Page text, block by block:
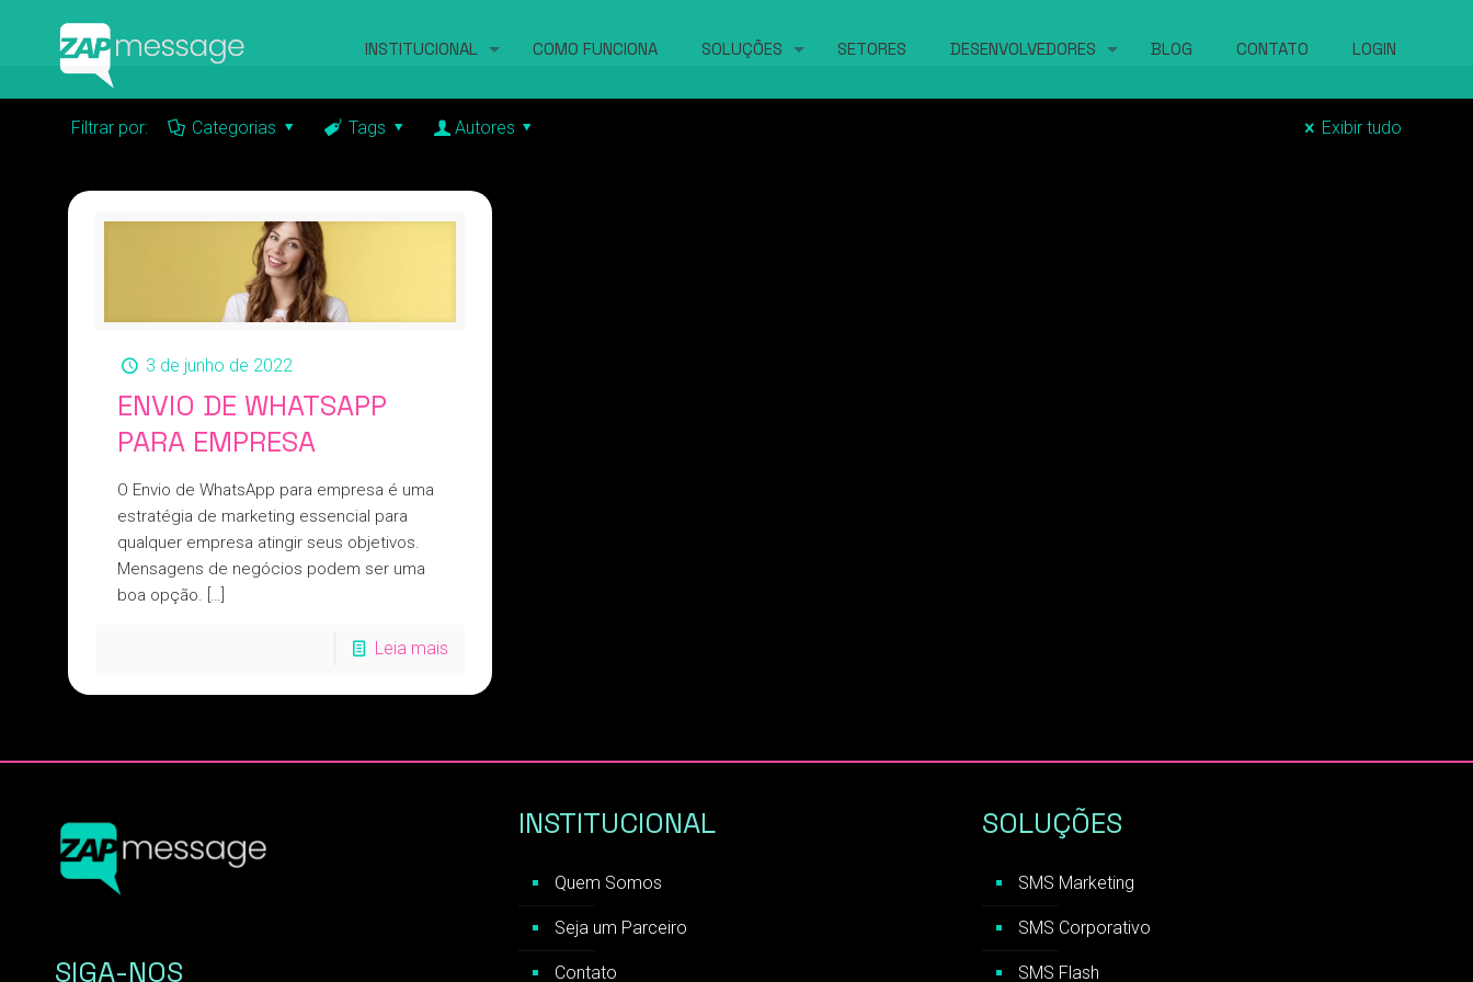
INSTITUCIONAL COMO FUNCIONA SOLUÇÕES SETORES DESENVOLVEDORES BLOG CONTATO LOGIN
Filtrar por: Categorias Tags Autores Exibir tudo
3 de junho de 2022
ENVIO DE WHATSAPP
PARA EMPRESA
O Envio de WhatsApp para empresa é uma
estratégia de marketing essencial para
qualquer empresa atingir seus objetivos.
Mensagens de negócios podem ser uma
boa opção. […]
Leia mais
SIGA-NOS
INSTITUCIONAL
Quem Somos
Seja um Parceiro
Contato
SOLUÇÕES
SMS Marketing
SMS Corporativo
SMS Flash